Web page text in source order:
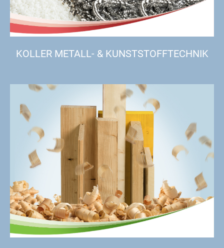
KOLLER METALL- & KUNSTSTOFFTECHNIK